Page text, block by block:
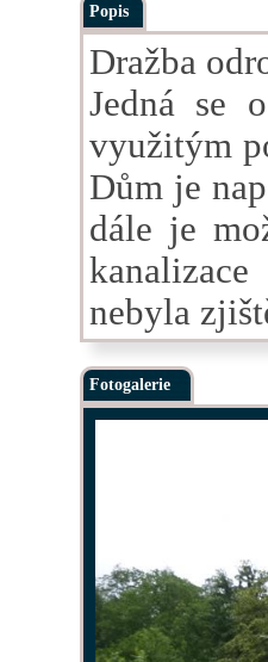
Popis
Dražba
Jedná se
využitým
Dům je
dále je
nebyla
Fotogalerie